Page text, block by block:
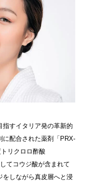
指すイタリア発の革新的
に配合された薬剤「PRX-
リクロロ酢酸
てコウジ酸が含まれて
をしながら真皮層へと浸